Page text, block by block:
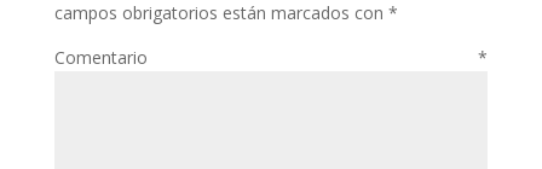
campos obrigatorios están marcados con *
Comentario*